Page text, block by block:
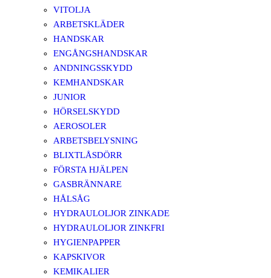
VITOLJA
ARBETSKLÄDER
HANDSKAR
ENGÅNGSHANDSKAR
ANDNINGSSKYDD
KEMHANDSKAR
JUNIOR
HÖRSELSKYDD
AEROSOLER
ARBETSBELYSNING
BLIXTLÅSDÖRR
FÖRSTA HJÄLPEN
GASBRÄNNARE
HÅLSÅG
HYDRAULOLJOR ZINKADE
HYDRAULOLJOR ZINKFRI
HYGIENPAPPER
KAPSKIVOR
KEMIKALIER